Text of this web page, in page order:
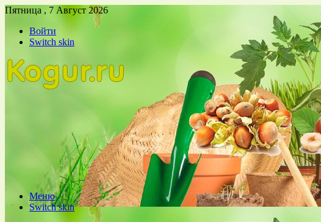
Пятница , 7 Август 2026
Войти
Switch skin
Меню
Switch skin